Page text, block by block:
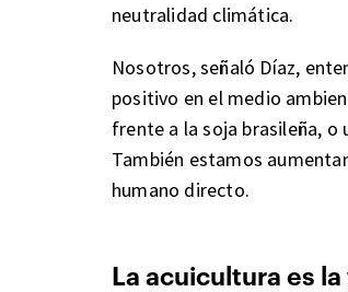
neutralidad climática.
Nosotros, señaló Díaz,
positivo en el medio
frente a la soja brasileña,
También estamos
humano directo.
La acuicultura es